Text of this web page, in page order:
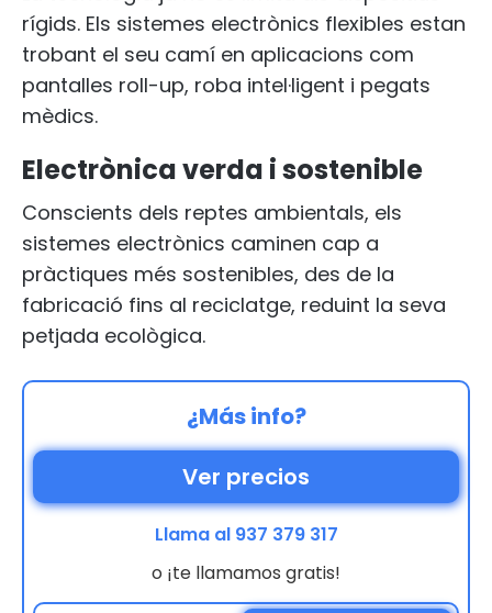
rígids. Els sistemes electrònics flexibles estan
trobant el seu camí en aplicacions com
pantalles roll-up, roba intel·ligent i pegats
mèdics.
Electrònica verda i sostenible
Conscients dels reptes ambientals, els
sistemes electrònics caminen cap a
pràctiques més sostenibles, des de la
fabricació fins al reciclatge, reduint la seva
petjada ecològica.
¿Más info?
Ver precios
Llama al 937 379 317
o ¡te llamamos gratis!